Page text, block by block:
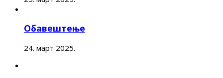
Обавештење
24. март 2025.